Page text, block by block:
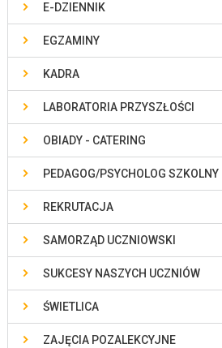
E-DZIENNIK
EGZAMINY
KADRA
LABORATORIA PRZYSZŁOŚCI
OBIADY - CATERING
PEDAGOG/PSYCHOLOG SZKOLNY
REKRUTACJA
SAMORZĄD UCZNIOWSKI
SUKCESY NASZYCH UCZNIÓW
ŚWIETLICA
ZAJĘCIA POZALEKCYJNE